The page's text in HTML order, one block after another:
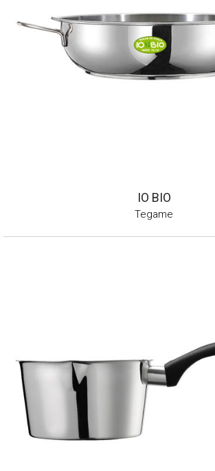
IO BIO
Tegame